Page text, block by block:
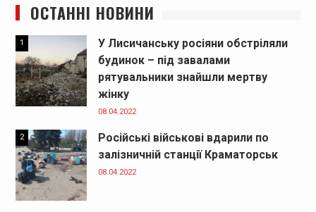
ОСТАННІ НОВИНИ
1
У Лисичанську росіяни обстріляли
будинок – під завалами
рятувальники знайшли мертву
жінку
08.04.2022
2
Російські військові вдарили по
залізничній станції Краматорськ
08.04.2022